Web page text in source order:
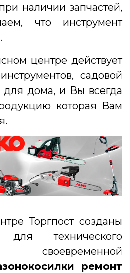
наличии запчастей,
что инструмент
центре действует
садовой
для дома, и Вы всегда
которая Вам
Торгпост созданы
технического
своевременной
ремонт